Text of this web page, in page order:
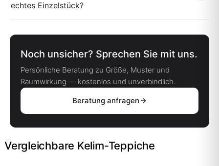
echtes Einzelstück?
Noch unsicher? Sprechen Sie mit uns.
Persönliche Beratung zu Größe, Muster und
Raumwirkung — kostenlos und unverbindlich.
Beratung anfragen
Vergleichbare Kelim-Teppiche